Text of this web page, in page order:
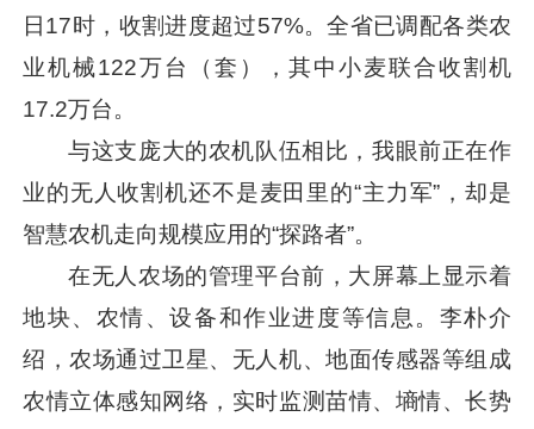
日17时，收割进度超过57%。全省已调配各类农
业机械122万台（套），其中小麦联合收割机
17.2万台。
与这支庞大的农机队伍相比，我眼前正在作
业的无人收割机还不是麦田里的“主力军”，却是
智慧农机走向规模应用的“探路者”。
在无人农场的管理平台前，大屏幕上显示着
地块、农情、设备和作业进度等信息。李朴介
绍，农场通过卫星、无人机、地面传感器等组成
农情立体感知网络，实时监测苗情、墒情、长势